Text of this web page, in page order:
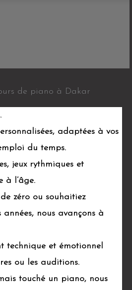
de piano à Dakar
adaptées à vos
du temps.
jeux rythmiques et
à l’âge.
zéro ou souhaitiez
nous avançons à
technique et émotionnel
ou les auditions.
touché un piano, nous